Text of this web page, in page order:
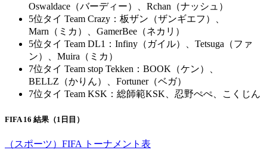
Oswaldace（バーディー）、Rchan（ナッシュ）
5位タイ Team Crazy：板ザン（ザンギエフ）、
Marn（ミカ）、GamerBee（ネカリ）
5位タイ Team DL1：Infiny（ガイル）、Tetsuga（ファ
ン）、Muira（ミカ）
7位タイ Team stop Tekken：BOOK（ケン）、
BELLZ（かりん）、Fortuner（ベガ）
7位タイ Team KSK：総師範KSK、忍野ぺぺ、こくじん
FIFA 16 結果（1日目）
（スポーツ）FIFA トーナメント表